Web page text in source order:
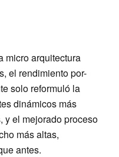
micro arquitectura
el rendimiento por-
solo reformuló la
dinámicos más
y el mejorado proceso
más altas,
antes.